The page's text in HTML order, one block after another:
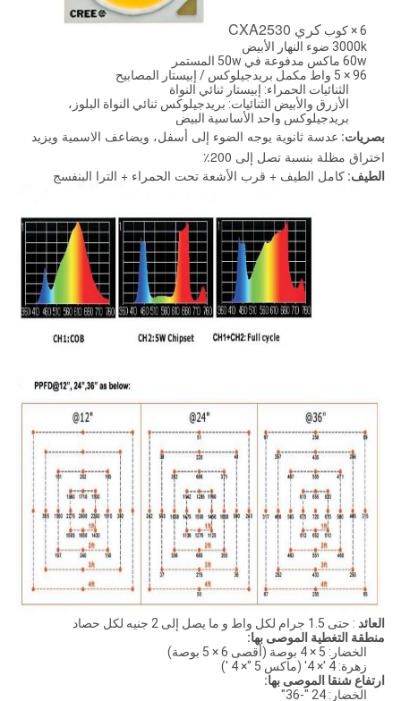
6 × كوب كري CXA2530
3000k ضوء النهار الأبيض
60w ماكس مدفوعة في 50w المستمر
96 × 5 واط مكمل بريدجيلوكس / إبيستار المصابيح
الثنائيات الحمراء: إبيستار ثنائي النواة
الأزرق والأبيض الثنائيات: بريدجيلوكس ثنائي النواة البلوز،
بريدجيلوكس واحد الأساسية البيض
بصريات: عدسة ثانوية يوجه الضوء إلى أسفل، ويضاعف الاسمية ويزيد
اختراق مظلة بنسبة تصل إلى 200٪
الطيف: كامل الطيف + قرب الأشعة تحت الحمراء + الترا البنفسج
العائد : حتى 1.5 جرام لكل واط و ما يصل إلى 2 جنيه لكل حصاد
منطقة التغطية الموصى بها:
الخضار: 5 × 4 بوصة (أقصى 6 × 5 بوصة)
زهرة: 4 '× 4' (ماكس 5 "× 4 ')
ارتفاع شنقا الموصى بها:
الخضار: 24 "-36"